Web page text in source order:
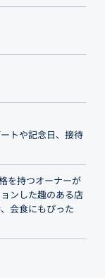
トや記念日、接待
を持つオーナーが
ンした趣のある店
会食にもぴった